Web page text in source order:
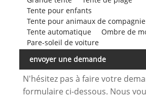
Tente pour enfants
Tente pour animaux de compagnie
Tente automatique
Ombre de
Pare-soleil de voiture
envoyer une demande
N'hésitez pas à faire votre
formulaire ci-dessous. Nous